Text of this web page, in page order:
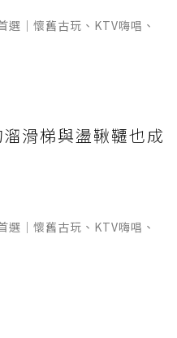
選｜懷舊古玩、KTV嗨唱、
滑梯與盪鞦韆也成
選｜懷舊古玩、KTV嗨唱、